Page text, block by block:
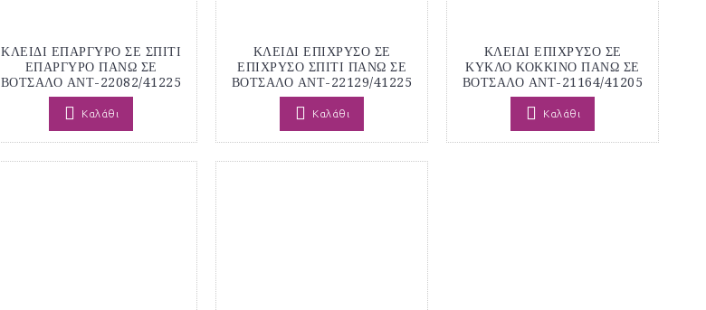
ΚΛΕΙΔΙ ΕΠΑΡΓΥΡΟ ΣΕ ΣΠΙΤΙ
ΕΠΑΡΓΥΡΟ ΠΑΝΩ ΣΕ
ΒΟΤΣΑΛΟ ΑΝΤ-22082/41225
Καλάθι
ΚΛΕΙΔΙ ΕΠΙΧΡΥΣΟ ΣΕ
ΕΠΙΧΡΥΣΟ ΣΠΙΤΙ ΠΑΝΩ ΣΕ
ΒΟΤΣΑΛΟ ΑΝΤ-22129/41225
Καλάθι
ΚΛΕΙΔΙ ΕΠΙΧΡΥΣΟ ΣΕ
ΚΥΚΛΟ ΚΟΚΚΙΝΟ ΠΑΝΩ ΣΕ
ΒΟΤΣΑΛΟ ΑΝΤ-21164/41205
Καλάθι